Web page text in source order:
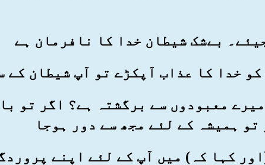
میرے معبودوں سے برگشتہ ہے؟ اگر تو
ہمیشہ کے لئے مجھ سے دور ہوجا
(اور کہا کہ) میں آپ کے لئے اپنے